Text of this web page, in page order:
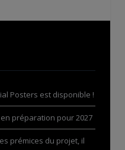
Posters est disponible !
préparation pour 2027
prémices du projet, il